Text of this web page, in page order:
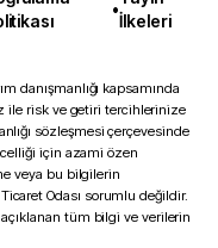
•
İlkeleri
danışmanlığı kapsamında
ile risk ve getiri tercihlerinize
sözleşmesi çerçevesinde
için azami özen
veya bu bilgilerin
Odası sorumlu değildir.
tüm bilgi ve verilerin